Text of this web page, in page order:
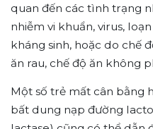
quan đến các tình trạng
nhiễm vi khuẩn, virus,
kháng sinh, hoặc do chế
ăn rau, chế độ ăn không
Một số trẻ mất cân bằng
bất dung nạp đường